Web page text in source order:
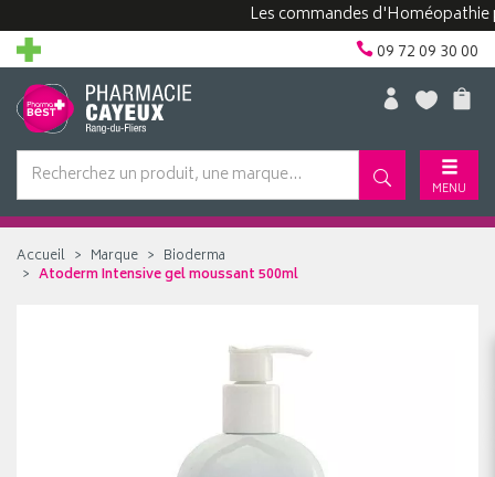
Les commandes d'Homéopathie
09 72 09 30 00
MENU
Accueil Marque
Bioderma
Atoderm Intensive gel moussant 500ml